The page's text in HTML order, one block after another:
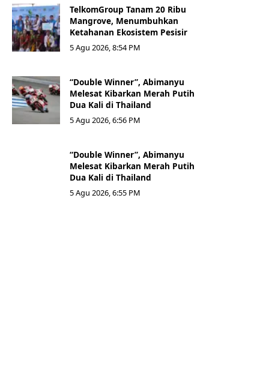
TelkomGroup Tanam 20 Ribu
Mangrove, Menumbuhkan
Ketahanan Ekosistem Pesisir
5 Agu 2026, 8:54 PM
“Double Winner”, Abimanyu
Melesat Kibarkan Merah Putih
Dua Kali di Thailand
5 Agu 2026, 6:56 PM
“Double Winner”, Abimanyu
Melesat Kibarkan Merah Putih
Dua Kali di Thailand
5 Agu 2026, 6:55 PM